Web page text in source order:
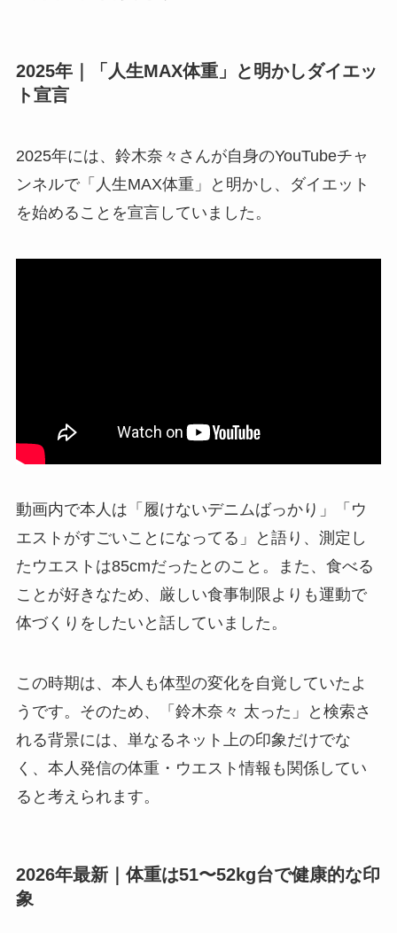
2025年｜「人生MAX体重」と明かしダイエッ
ト宣言
2025年には、鈴木奈々さんが自身のYouTubeチャ
ンネルで「人生MAX体重」と明かし、ダイエット
を始めることを宣言していました。
動画内で本人は「履けないデニムばっかり」「ウ
エストがすごいことになってる」と語り、測定し
たウエストは85cmだったとのこと。また、食べる
ことが好きなため、厳しい食事制限よりも運動で
体づくりをしたいと話していました。
この時期は、本人も体型の変化を自覚していたよ
うです。そのため、「鈴木奈々 太った」と検索さ
れる背景には、単なるネット上の印象だけでな
く、本人発信の体重・ウエスト情報も関係してい
ると考えられます。
2026年最新｜体重は51〜52kg台で健康的な印
象